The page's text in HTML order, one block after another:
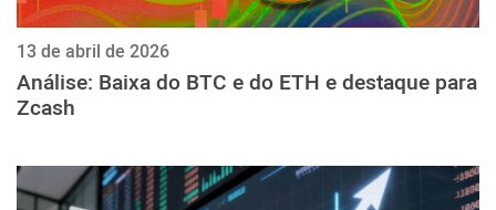
13 de abril de 2026
Análise: Baixa do BTC e do ETH e destaque para
Zcash